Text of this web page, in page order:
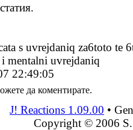
s uvrejdaniq za6toto te
mentalni uvrejdaniq
22:49:05
да коментирате.
J! Reactions 1.09.00 •
Copyright © 2006